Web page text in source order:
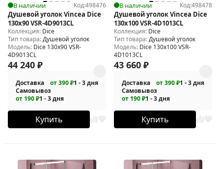
В наличии Код:498476
Душевой уголок Vincea Dice
130x90 VSR-4D9013CL
Коллекция: Dice
Тип товара:Душевой уголок
Модель: Dice 130x90 VSR-
4D9013CL
44 240 ₽
Доставка от 390 ₽1 - 3 дня
Самовывоз
от 190 ₽1 - 3 дня
Купить
В наличии Код:498478
Душевой уголок Vincea Dice
130x100 VSR-4D1013CL
Коллекция: Dice
Тип товара:Душевой уголок
Модель: Dice 130x100 VSR-
4D1013CL
43 660 ₽
Доставка от 390 ₽1 - 3 дня
Самовывоз
от 190 ₽1 - 3 дня
Купить